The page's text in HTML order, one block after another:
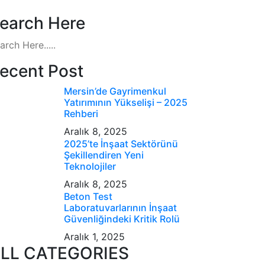
Here
Post
Mersin’de Gayrimenkul
Yatırımının Yükselişi – 2025
Rehberi
Aralık 8, 2025
2025’te İnşaat Sektörünü
Şekillendiren Yeni
Teknolojiler
Aralık 8, 2025
Beton Test
Laboratuvarlarının İnşaat
Güvenliğindeki Kritik Rolü
Aralık 1, 2025
CATEGORIES